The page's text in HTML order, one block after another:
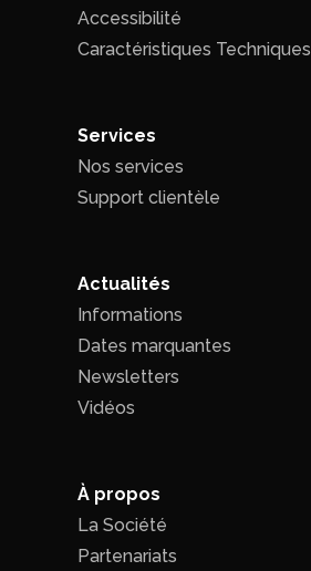
Accessibilité
Caractéristiques Techniques
Services
Nos services
Support clientèle
Actualités
Informations
Dates marquantes
Newsletters
Vidéos
À propos
La Société
Partenariats